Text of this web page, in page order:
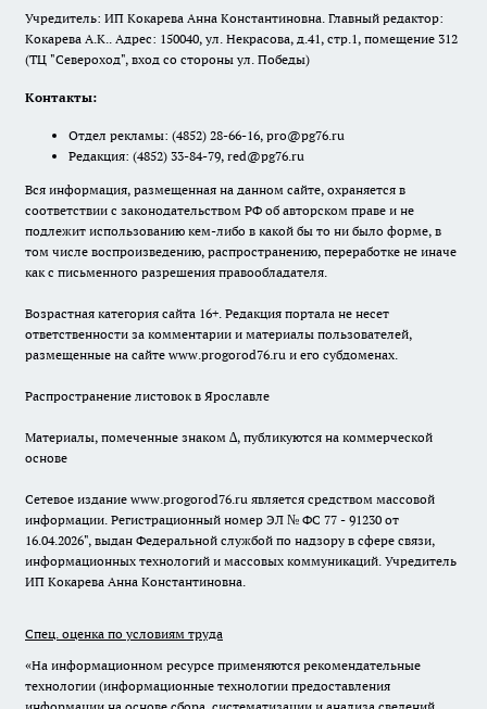
Учредитель: ИП Кокарева Анна Константиновна. Главный редактор:
Кокарева А.К.. Адрес: 150040, ул. Некрасова, д.41, стр.1, помещение 312
(ТЦ "Североход", вход со стороны ул. Победы)
Контакты:
Отдел рекламы: (4852) 28-66-16, pro@pg76.ru
Редакция: (4852) 33-84-79, red@pg76.ru
Вся информация, размещенная на данном сайте, охраняется в
соответствии с законодательством РФ об авторском праве и не
подлежит использованию кем-либо в какой бы то ни было форме, в
том числе воспроизведению, распространению, переработке не иначе
как с письменного разрешения правообладателя.
Возрастная категория сайта 16+. Редакция портала не несет
ответственности за комментарии и материалы пользователей,
размещенные на сайте www.progorod76.ru и его субдоменах.
Распространение листовок в Ярославле
Материалы, помеченные знаком ∆, публикуются на коммерческой
основе
Сетевое издание www.progorod76.ru является средством массовой
информации. Регистрационный номер ЭЛ № ФС 77 - 91230 от
16.04.2026", выдан Федеральной службой по надзору в сфере связи,
информационных технологий и массовых коммуникаций. Учредитель
ИП Кокарева Анна Константиновна.
Спец. оценка по условиям труда
«На информационном ресурсе применяются рекомендательные
технологии (информационные технологии предоставления